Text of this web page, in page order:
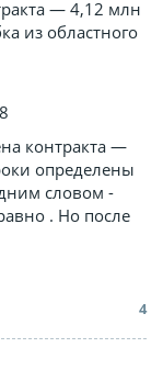
— 4,12 млн
из областного
контракта —
определены
словом -
. Но после
4